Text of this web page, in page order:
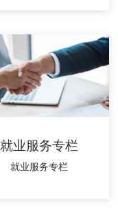
就业服务专栏
就业服务专栏